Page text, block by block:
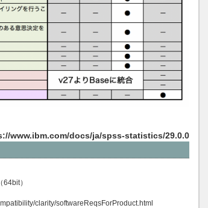
www.ibm.com/docs/ja/spss-statistics/29.0.0
）
clarity/softwareReqsForProduct.html